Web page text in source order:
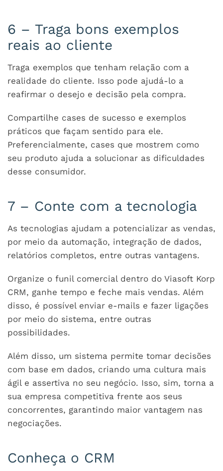
6 – Traga bons exemplos
reais ao cliente
Traga exemplos que tenham relação com a
realidade do cliente. Isso pode ajudá-lo a
reafirmar o desejo e decisão pela compra.
Compartilhe cases de sucesso e exemplos
práticos que façam sentido para ele.
Preferencialmente, cases que mostrem como
seu produto ajuda a solucionar as dificuldades
desse consumidor.
7 – Conte com a tecnologia
As tecnologias ajudam a potencializar as vendas,
por meio da automação, integração de dados,
relatórios completos, entre outras vantagens.
Organize o funil comercial dentro do Viasoft Korp
CRM, ganhe tempo e feche mais vendas. Além
disso, é possível enviar e-mails e fazer ligações
por meio do sistema, entre outras
possibilidades.
Além disso, um sistema permite tomar decisões
com base em dados, criando uma cultura mais
ágil e assertiva no seu negócio. Isso, sim, torna a
sua empresa competitiva frente aos seus
concorrentes, garantindo maior vantagem nas
negociações.
Conheça o CRM